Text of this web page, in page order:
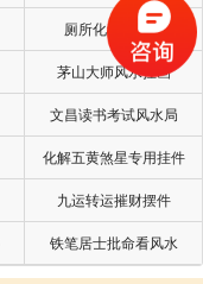
00)不眠，肝无
因藏血不利，面呈
，会易怒，头痛头
不调，人会目倦神
倒在大街上。过子
厕所化秽气煞套
茅山大师风水挂画
文昌读书考试风水局
化解五黄煞星专用挂件
九运转运摧财摆件
铁笔居士批命看风水